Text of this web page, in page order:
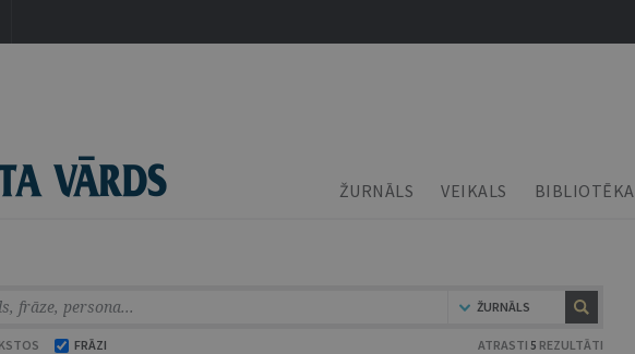
ŽURNĀLS VEIKALS BIBLIOTĒKA
ŽURNĀLS
FRĀZI ATRASTI 5 REZULTĀTI